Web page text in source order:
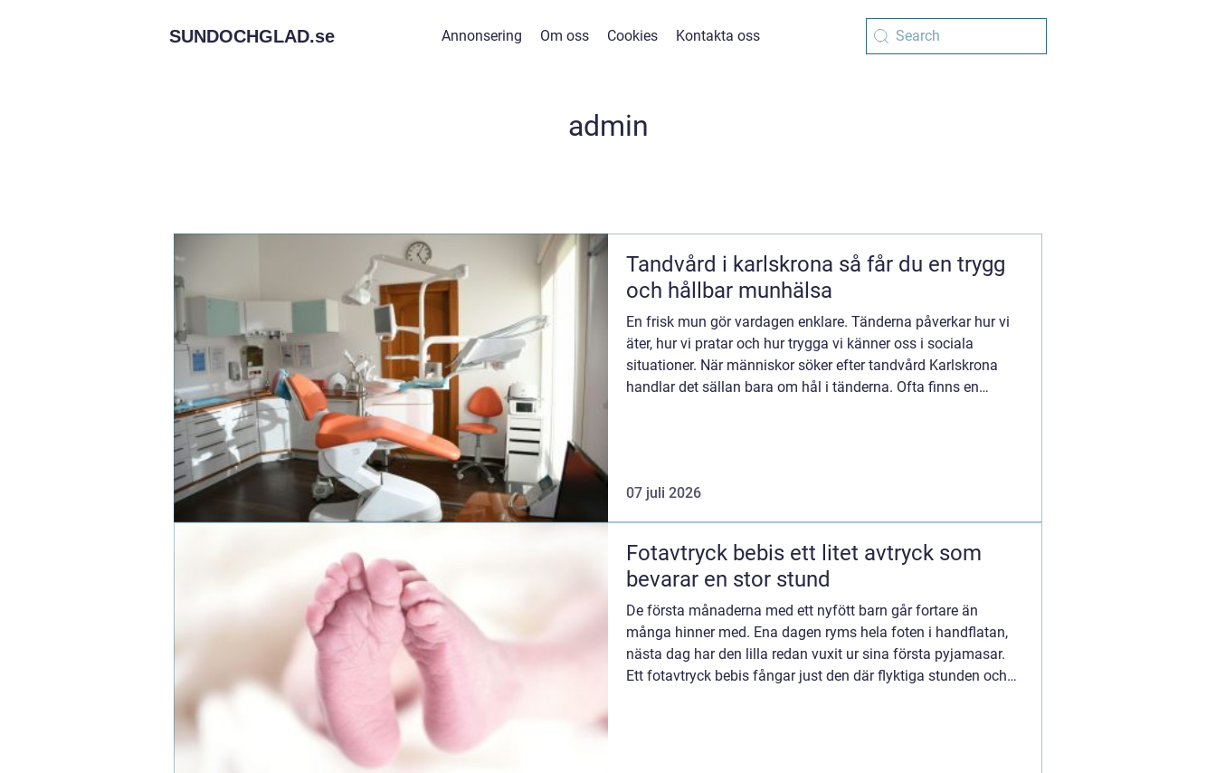
SUNDOCHGLAD.se Annonsering Om oss Cookies Kontakta oss
admin
Tandvård i karlskrona så får du en trygg
och hållbar munhälsa
En frisk mun gör vardagen enklare. Tänderna påverkar hur vi
äter, hur vi pratar och hur trygga vi känner oss i sociala
situationer. När människor söker efter tandvård Karlskrona
handlar det sällan bara om hål i tänderna. Ofta finns en
07 juli 2026
Fotavtryck bebis ett litet avtryck som
bevarar en stor stund
De första månaderna med ett nyfött barn går fortare än
många hinner med. Ena dagen ryms hela foten i handflatan,
nästa dag har den lilla redan vuxit ur sina första pyjamasar.
Ett fotavtryck bebis fångar just den där flyktiga stunden och